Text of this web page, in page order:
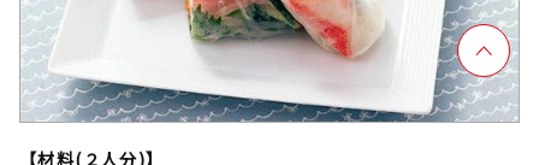
【材料(２人分)】